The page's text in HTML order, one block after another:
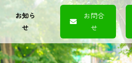
お知ら
せ
お問合
せ